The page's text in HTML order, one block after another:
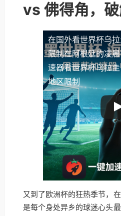
vs 佛得角，
在国外看世界杯乌
限制在阿根廷的凌
速器看世界杯乌拉
地区限制
又到了欧洲杯的狂热季节，
是每个身处异乡的球迷心头